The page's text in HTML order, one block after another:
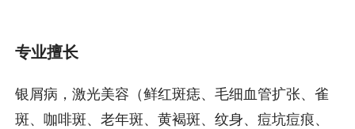
专业擅长
银屑病，激光美容（鲜红斑痣、毛细血管扩张、雀
斑、咖啡斑、老年斑、黄褐斑、纹身、痘坑痘痕、